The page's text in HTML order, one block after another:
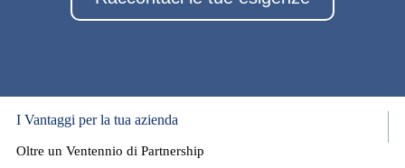
I Vantaggi per la tua azienda
Oltre un Ventennio di Partnership